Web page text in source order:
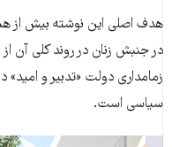
هدف اصلی این نوشته بیش از
در جنبش زنان در روند کلی آن
زمامداری دولت «تدبیر و
سیاسی است.